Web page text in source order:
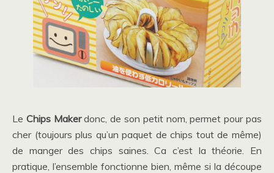
Le Chips Makerdonc, de son petit nom, permet pour pas
cher (toujours plus qu’un paquet de chips tout de même)
de manger des chips saines. Ca c’est la théorie. En
pratique, l’ensemble fonctionne bien, même si la découpe